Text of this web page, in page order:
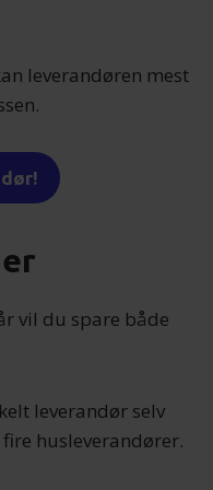
leverandøren mest
vil du spare både
leverandør selv
husleverandører.